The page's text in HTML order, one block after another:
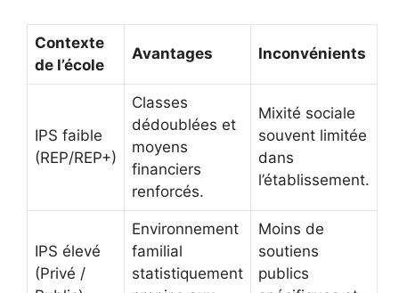
Contexte
de l’école
Avantages Inconvénients
IPS faible
(REP/REP+)
Classes
dédoublées et
moyens
financiers
renforcés.
Mixité sociale
souvent limitée
dans
l’établissement.
IPS élevé
(Privé /
Environnement
familial
statistiquement
Moins de
soutiens
publics